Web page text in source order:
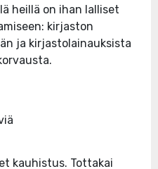
heillä on ihan lalliset
kirjaston
ja kirjastolainauksista
kauhistus. Tottakai